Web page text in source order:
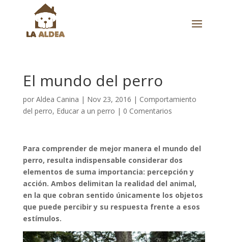
El mundo del perro
por Aldea Canina | Nov 23, 2016 | Comportamiento
del perro, Educar a un perro | 0 Comentarios
Para comprender de mejor manera el mundo del
perro, resulta indispensable considerar dos
elementos de suma importancia: percepción y
acción. Ambos delimitan la realidad del animal,
en la que cobran sentido únicamente los objetos
que puede percibir y su respuesta frente a esos
estímulos.